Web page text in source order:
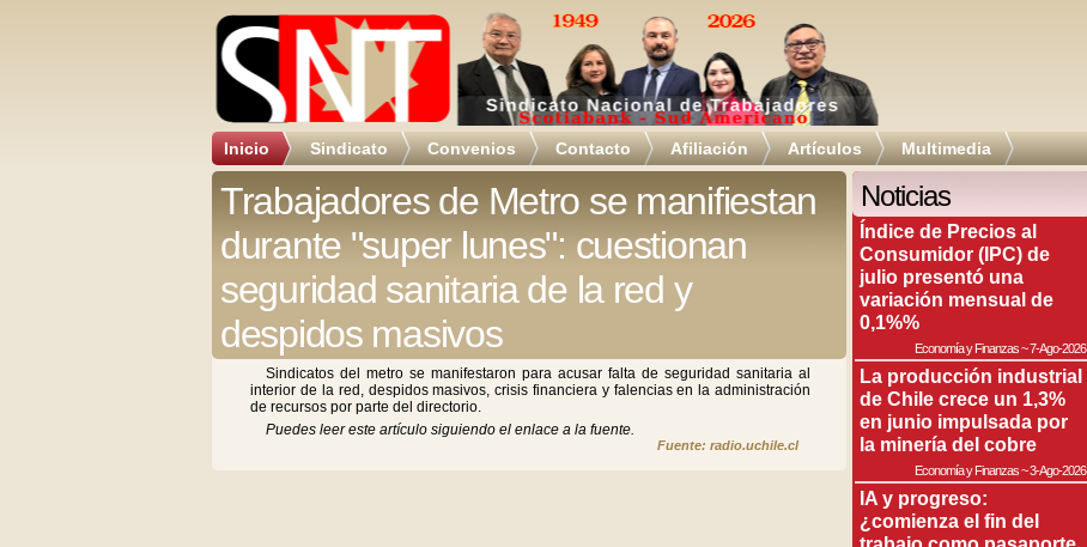
Inicio Sindicato Convenios Contacto Afiliación Artículos Multimedia
Trabajadores de Metro se manifiestan
durante "super lunes": cuestionan
seguridad sanitaria de la red y
despidos masivos
Sindicatos del metro se manifestaron para acusar falta de seguridad sanitaria al
interior de la red, despidos masivos, crisis financiera y falencias en la administración
de recursos por parte del directorio.
Puedes leer este artículo siguiendo el enlace a la fuente.
Fuente: radio.uchile.cl
Noticias
Índice de Precios al
Consumidor (IPC) de
julio presentó una
variación mensual de
0,1%%
Economía y Finanzas~7-Ago-2026
La producción industrial
de Chile crece un 1,3%
en junio impulsada por
la minería del cobre
Economía y Finanzas~3-Ago-2026
IA y progreso:
¿comienza el fin del